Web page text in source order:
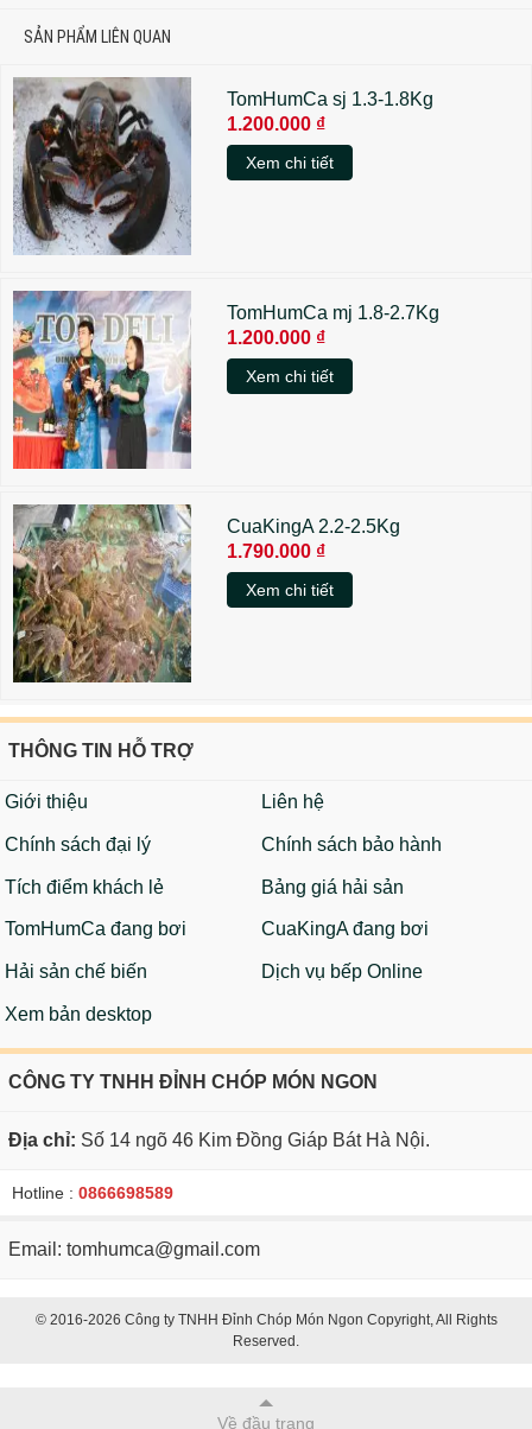
SẢN PHẨM LIÊN QUAN
TomHumCa sj 1.3-1.8Kg
1.200.000 ₫
Xem chi tiết
TomHumCa mj 1.8-2.7Kg
1.200.000 ₫
Xem chi tiết
CuaKingA 2.2-2.5Kg
1.790.000 ₫
Xem chi tiết
THÔNG TIN HỖ TRỢ
Giới thiệu Liên hệ
Chính sách đại lý Chính sách bảo hành
Tích điểm khách lẻ Bảng giá hải sản
TomHumCa đang bơi CuaKingA đang bơi
Hải sản chế biến Dịch vụ bếp Online
Xem bản desktop
CÔNG TY TNHH ĐỈNH CHÓP MÓN NGON
Địa chỉ: Số 14 ngõ 46 Kim Đồng Giáp Bát Hà Nội.
Hotline : 0866698589
Email: tomhumca@gmail.com
© 2016-2026 Công ty TNHH Đỉnh Chóp Món Ngon Copyright, All Rights
Reserved.
Về đầu trang